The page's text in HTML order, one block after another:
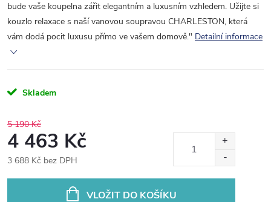
bude vaše koupelna zářit elegantním a luxusním vzhledem. Užijte si
kouzlo relaxace s naší vanovou soupravou CHARLESTON, která
vám dodá pocit luxusu přímo ve vašem domově." Detailní informace
Skladem
5 190 Kč
4 463 Kč
3 688 Kč bez DPH
VLOŽIT DO KOŠÍKU